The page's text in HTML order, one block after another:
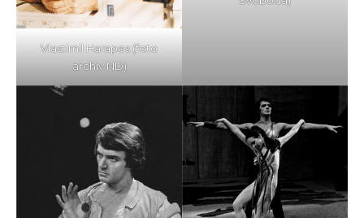
Vlastimil Harapes (foto
archiv ND)